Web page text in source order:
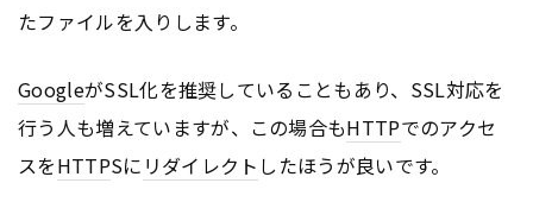
たファイルを入りします。
GoogleがSSL化を推奨していることもあり、SSL対応を
行う人も増えていますが、この場合もHTTPでのアクセ
スをHTTPSに リダイレクト したほうが良いです。